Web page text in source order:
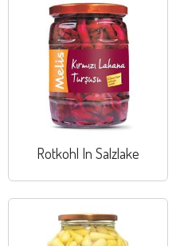
Rotkohl In Salzlake